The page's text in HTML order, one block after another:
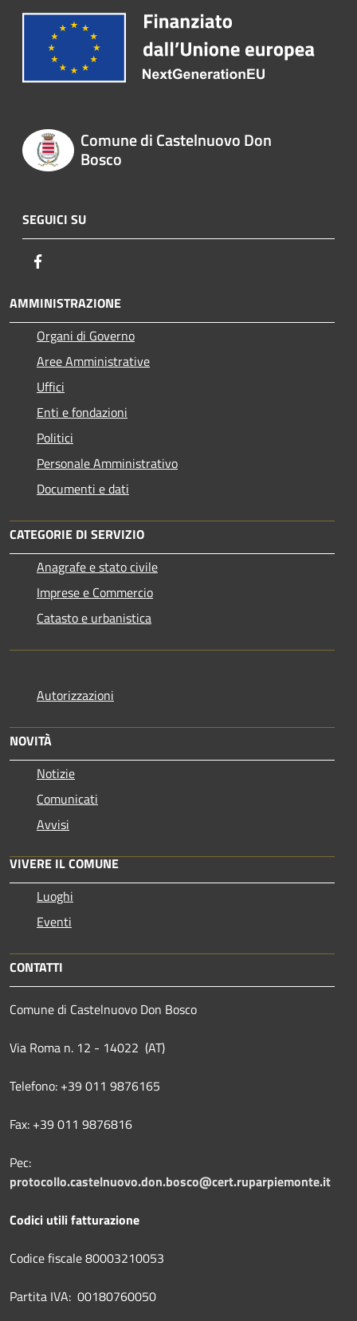
Comune di Castelnuovo Don
Bosco
SEGUICI SU
AMMINISTRAZIONE
Organi di Governo
Aree Amministrative
Uffici
Enti e fondazioni
Politici
Personale Amministrativo
Documenti e dati
CATEGORIE DI SERVIZIO
Anagrafe e stato civile
Imprese e Commercio
Catasto e urbanistica
Autorizzazioni
NOVITÀ
Notizie
Comunicati
Avvisi
VIVERE IL COMUNE
Luoghi
Eventi
CONTATTI
Comune di Castelnuovo Don Bosco
Via Roma n. 12 - 14022 (AT)
Telefono: +39 011 9876165
Fax: +39 011 9876816
Pec:
protocollo.castelnuovo.don.bosco@cert.ruparpiemonte.it
Codici utili fatturazione
Codice fiscale 80003210053
Partita IVA: 00180760050